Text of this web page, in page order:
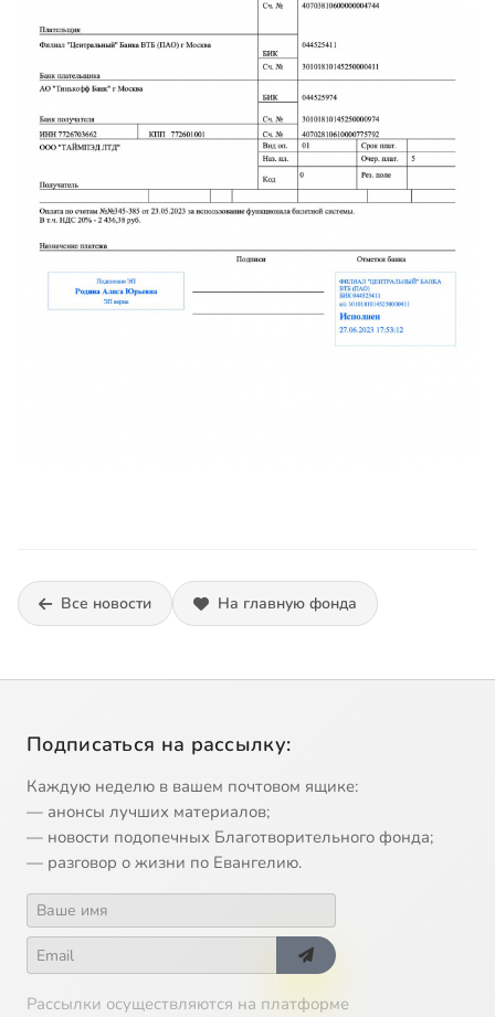
Все новости На главную фонда
Подписаться на рассылку:
Каждую неделю в вашем почтовом ящике:
— анонсы лучших материалов;
— новости подопечных Благотворительного фонда;
— разговор о жизни по Евангелию.
Рассылки осуществляются на платформе